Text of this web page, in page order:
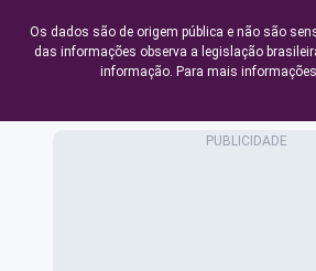
Os dados são de origem pública e não são
das informações observa a legislação
informação. Para mais